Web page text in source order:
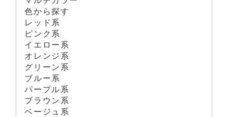
色から探す
レッド系
ピンク系
イエロー系
オレンジ系
グリーン系
ブルー系
パープル系
ブラウン系
ベージュ系